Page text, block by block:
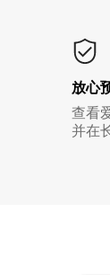
放心
查看
并在